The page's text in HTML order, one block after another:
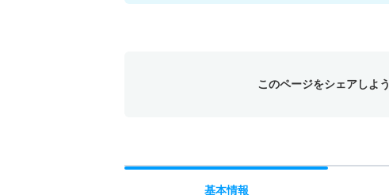
このページをシェアしよう
基本情報